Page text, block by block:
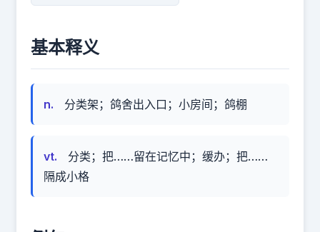
基本释义
n. 分类架；鸽舍出入口；小房间；鸽棚
vt.
分类；把……留在记忆中；缓办；把……
隔成小格